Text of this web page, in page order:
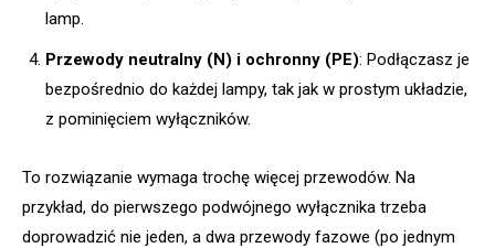
lamp.
Przewody neutralny (N) i ochronny (PE): Podłączasz je
bezpośrednio do każdej lampy, tak jak w prostym układzie,
z pominięciem wyłączników.
To rozwiązanie wymaga trochę więcej przewodów. Na
przykład, do pierwszego podwójnego wyłącznika trzeba
doprowadzić nie jeden, a dwa przewody fazowe (po jednym